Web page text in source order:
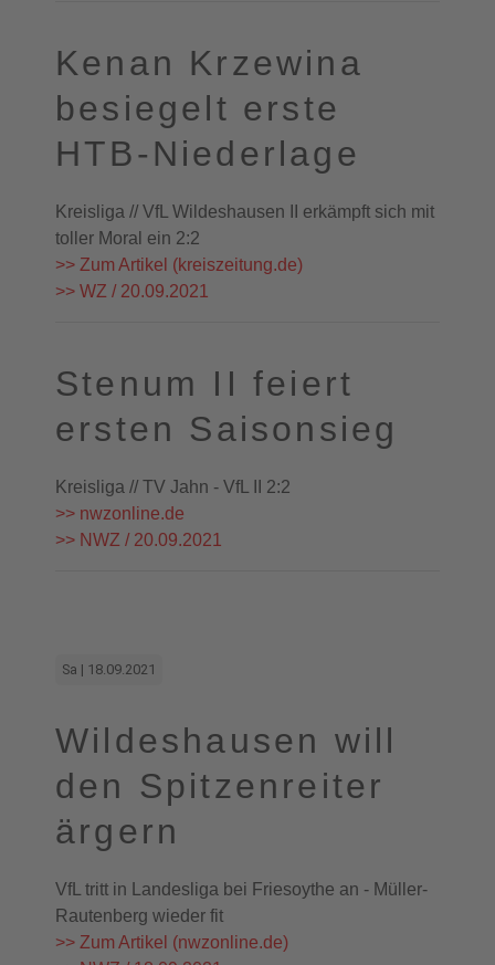
Kenan Krzewina
besiegelt erste
HTB-Niederlage
Kreisliga // VfL Wildeshausen II erkämpft sich mit
toller Moral ein 2:2
>> Zum Artikel (kreiszeitung.de)
>> WZ / 20.09.2021
Stenum II feiert
ersten Saisonsieg
Kreisliga // TV Jahn - VfL II 2:2
>> nwzonline.de
>> NWZ / 20.09.2021
Sa | 18.09.2021
Wildeshausen will
den Spitzenreiter
ärgern
VfL tritt in Landesliga bei Friesoythe an - Müller-
Rautenberg wieder fit
>> Zum Artikel (nwzonline.de)